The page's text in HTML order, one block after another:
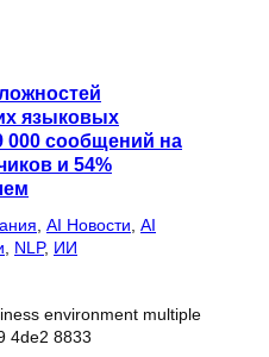
языковых
000 сообщений на
и 54%
AI Новости AI
NLP, ИИ